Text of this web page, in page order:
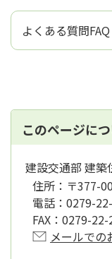
よくある質問FAQ
このページに
建設交通部 建築
住所： 〒377-
電話： 0279-
FAX： 0279-22-
メールでの